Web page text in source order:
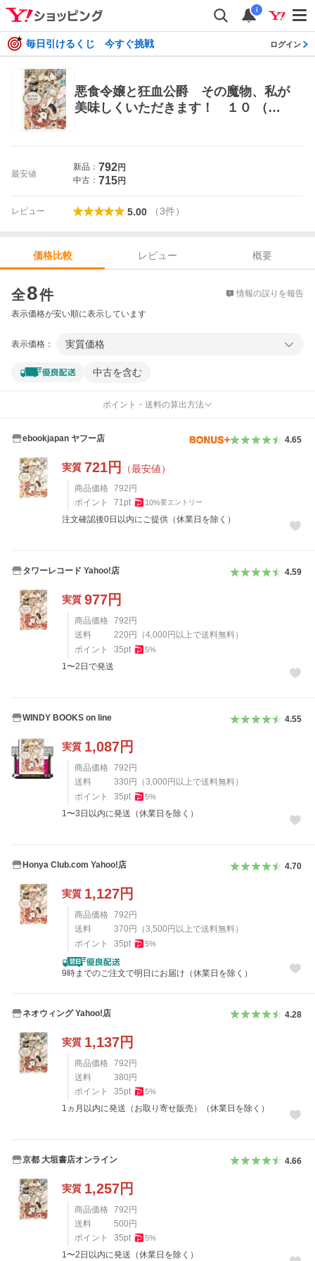
i
毎日引けるくじ 今すぐ挑戦 ログイン
悪食令嬢と狂血公爵 その魔物、私が
美味しくいただきます！ １０ （Ｋ
最安値
新品： 792円
中古： 715円
レビュー 5.00 （3件）
価格比較 レビュー
概要
全8件 情報の誤りを報告
表示価格が安い順に表示しています
表示価格： 実質価格
中古を含む
ポイント・送料の算出方法
ebookjapan ヤフー店 4.65
実質 721円 （最安値）
商品価格 792 円
ポイント
71pt 10%要エントリー
注文確認後0日以内にご提供（休業日を除く）
タワーレコード Yahoo!店 4.59
実質 977円
商品価格 792 円
送料
220 円 （4,000 円以上で送料無料）
ポイント
35pt 5%
1〜2日で発送
WINDY BOOKS on line 4.55
実質 1,087円
商品価格 792 円
送料
330 円 （3,000 円以上で送料無料）
ポイント
35pt 5%
1〜3日以内に発送（休業日を除く）
Honya Club.com Yahoo!店 4.70
実質 1,127円
商品価格 792 円
送料
370 円 （3,500 円以上で送料無料）
ポイント
35pt 5%
9時までのご注文で明日にお届け（休業日を除く）
ネオウィング Yahoo!店 4.28
実質 1,137円
商品価格 792円
送料
380円
ポイント
35pt 5%
1ヵ月以内に発送（お取り寄せ販売）（休業日を除く）
京都 大垣書店オンライン 4.66
実質 1,257円
商品価格 792円
送料
500円
ポイント
35pt 5%
1〜2日以内に発送（休業日を除く）